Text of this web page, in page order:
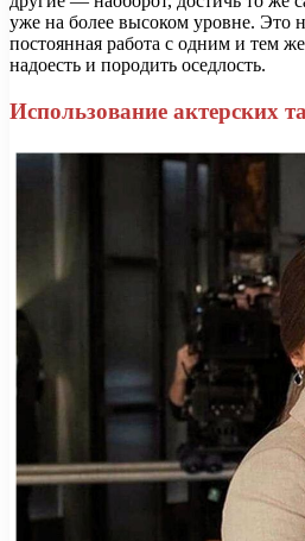
уже на более высоком уровне. Это
постоянная работа с одним и тем
надоесть и породить оседлость.
Использование актерских